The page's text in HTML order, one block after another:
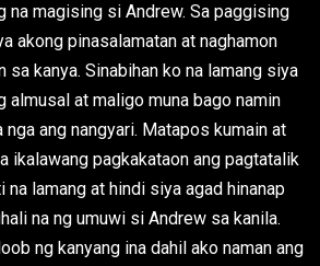
na magising si Andrew. Sa paggising
akong pinasalamatan at naghamon
sa kanya. Sinabihan ko na lamang siya
almusal at maligo muna bago namin
nga ang nangyari. Matapos kumain at
ikalawang pagkakataon ang pagtatalik
na lamang at hindi siya agad hinanap
na ng umuwi si Andrew sa kanila.
ng kanyang ina dahil ako naman ang